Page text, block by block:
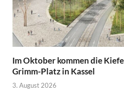
Im Oktober kommen die
Grimm-Platz in Kassel
3. August 2026